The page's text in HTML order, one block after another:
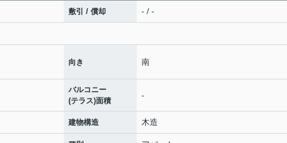
敷引 / 償却 - / -
向き 南
バルコニー
(テラス)面積
-
建物構造 木造